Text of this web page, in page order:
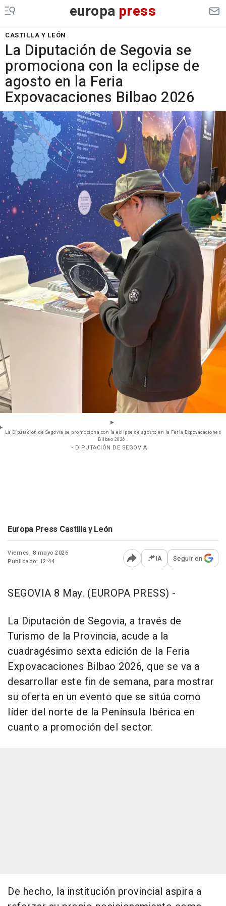
europa press
CASTILLA Y LEÓN
La Diputación de Segovia se
promociona con la eclipse de
agosto en la Feria
Expovacaciones Bilbao 2026
La Diputación de Segovia se promociona con la eclipse de agosto en la Feria Expovacaciones
Bilbao 2026 .
- DIPUTACIÓN DE SEGOVIA
Europa Press Castilla y León
Viernes, 8 mayo 2026
Publicado: 12:44
Abrir opciones para
IA Seguir en
SEGOVIA 8 May. (EUROPA PRESS) -
La Diputación de Segovia, a través de
Turismo de la Provincia, acude a la
cuadragésimo sexta edición de la Feria
Expovacaciones Bilbao 2026, que se va a
desarrollar este fin de semana, para mostrar
su oferta en un evento que se sitúa como
líder del norte de la Península Ibérica en
cuanto a promoción del sector.
De hecho, la institución provincial aspira a